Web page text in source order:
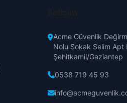
Acme Güvenlik
Nolu Sokak Selim Apt
Şehitkamil/Gaziantep
0538 719 45 93